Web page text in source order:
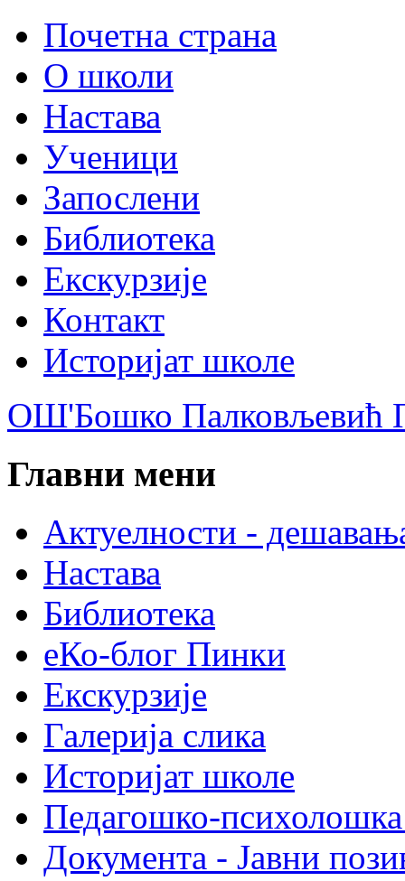
Почетна страна
О школи
Настава
Ученици
Запослени
Библиотека
Екскурзије
Контакт
Историјат школе
ОШ'Бошко Палковљевић
Главни мени
Актуелности -
Настава
Библиотека
еКо-блог Пинки
Екскурзије
Галерија слика
Историјат школе
Педагошко-психолошка
Документа - Јавни